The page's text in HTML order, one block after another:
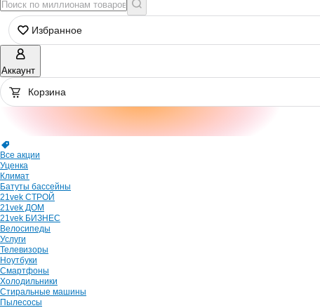
Избранное
Аккаунт
Корзина
Все акции
Уценка
Климат
Батуты бассейны
21vek СТРОЙ
21vek ДОМ
21vek БИЗНЕС
Велосипеды
Услуги
Телевизоры
Ноутбуки
Смартфоны
Холодильники
Стиральные машины
Пылесосы